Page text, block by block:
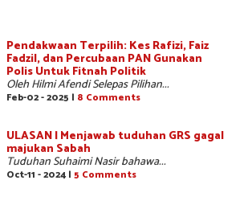
Pendakwaan Terpilih: Kes Rafizi, Faiz
Fadzil, dan Percubaan PAN Gunakan
Polis Untuk Fitnah Politik
Oleh Hilmi Afendi Selepas Pilihan...
Feb-02 - 2025 | 8 Comments
ULASAN | Menjawab tuduhan GRS gagal
majukan Sabah
Tuduhan Suhaimi Nasir bahawa...
Oct-11 - 2024 | 5 Comments